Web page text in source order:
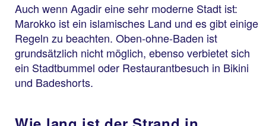
Auch wenn Agadir eine sehr moderne Stadt ist:
Marokko ist ein islamisches Land und es gibt einige
Regeln zu beachten. Oben-ohne-Baden ist
grundsätzlich nicht möglich, ebenso verbietet sich
ein Stadtbummel oder Restaurantbesuch in Bikini
und Badeshorts.